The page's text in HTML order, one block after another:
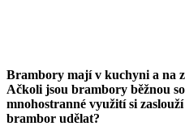
Brambory mají v kuchyni a na
Ačkoli jsou brambory běžnou
mnohostranné využití si
brambor udělat?